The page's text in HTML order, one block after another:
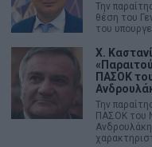
Την
θέση του
του
Χ.
ΠΑΣΟΚ
Την
ΠΑΣΟΚ του